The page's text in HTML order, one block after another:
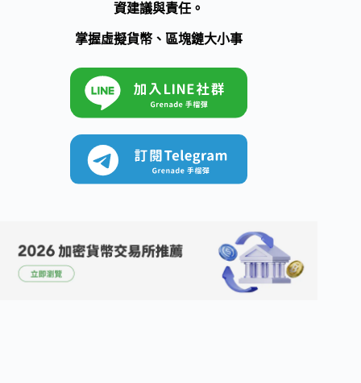
資建議與責任。
掌握虛擬貨幣、區塊鏈大小事